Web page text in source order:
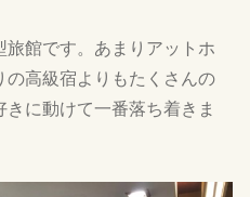
館です。あまりアットホ
の高級宿よりもたくさんの
に動けて一番落ち着きま